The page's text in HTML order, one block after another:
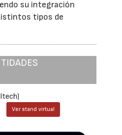
su integración
tipos de
Ver stand virtual